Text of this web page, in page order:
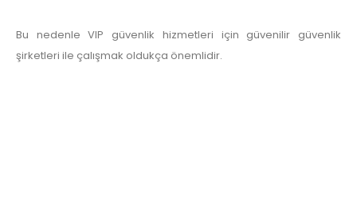
Bu nedenle VIP güvenlik hizmetleri için güvenilir güvenlik
şirketleri ile çalışmak oldukça önemlidir.